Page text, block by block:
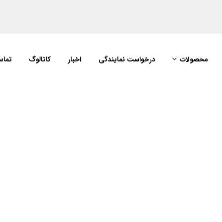
محصولات درخواست نمایندگی اخبار کاتالوگ